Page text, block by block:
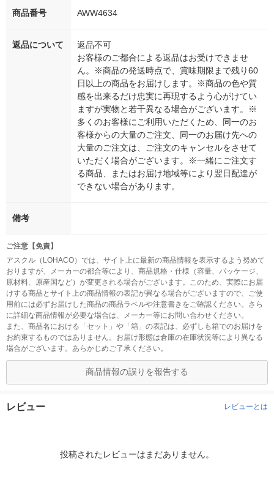
商品番号 AWW4634
返品について
返品不可
お客様のご都合による返品はお受けできませ
ん。※商品の発送時点で、賞味期限まで残り60
日以上の商品をお届けします。※商品の色や質
感を出来るだけ忠実に再現するよう心がけてい
ますが実物と若干異なる場合がございます。※
多くのお客様にご利用いただくため、同一のお
客様からの大量のご注文、同一のお届け先への
大量のご注文は、ご注文のキャンセルをさせて
いただく場合がございます。※一緒にご注文す
る商品、またはお届け地域等により翌日配達が
できない場合があります。
備考
ご注意【免責】
アスクル（LOHACO）では、サイト上に最新の商品情報を表示するよう努めて
おりますが、メーカーの都合等により、商品規格・仕様（容量、パッケージ、
原材料、原産国など）が変更される場合がございます。このため、実際にお届
けする商品とサイト上の商品情報の表記が異なる場合がございますので、ご使
用前には必ずお届けした商品の商品ラベルや注意書きをご確認ください。さら
に詳細な商品情報が必要な場合は、メーカー等にお問い合わせください。
また、商品名における「セット」や「箱」の表記は、必ずしも箱でのお届けを
お約束するものではありません。お届け形態は倉庫の在庫状況等により異なる
場合がございます。あらかじめご了承ください。
商品情報の誤りを報告する
レビュー レビューとは
投稿されたレビューはまだありません。